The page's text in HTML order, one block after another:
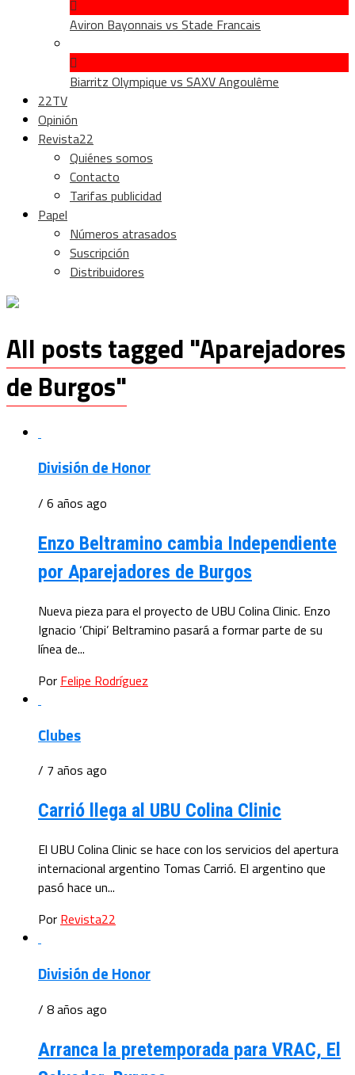
Aviron Bayonnais vs Stade Francais
Biarritz Olympique vs SAXV Angoulême
22TV
Opinión
Revista22
Quiénes somos
Contacto
Tarifas publicidad
Papel
Números atrasados
Suscripción
Distribuidores
All posts tagged "Aparejadores
de Burgos"
División de Honor
/ 6 años ago
Enzo Beltramino cambia Independiente
por Aparejadores de Burgos
Nueva pieza para el proyecto de UBU Colina Clinic. Enzo
Ignacio ‘Chipi’ Beltramino pasará a formar parte de su
línea de...
Por Felipe Rodríguez
Clubes
/ 7 años ago
Carrió llega al UBU Colina Clinic
El UBU Colina Clinic se hace con los servicios del apertura
internacional argentino Tomas Carrió. El argentino que
pasó hace un...
Por Revista22
División de Honor
/ 8 años ago
Arranca la pretemporada para VRAC, El